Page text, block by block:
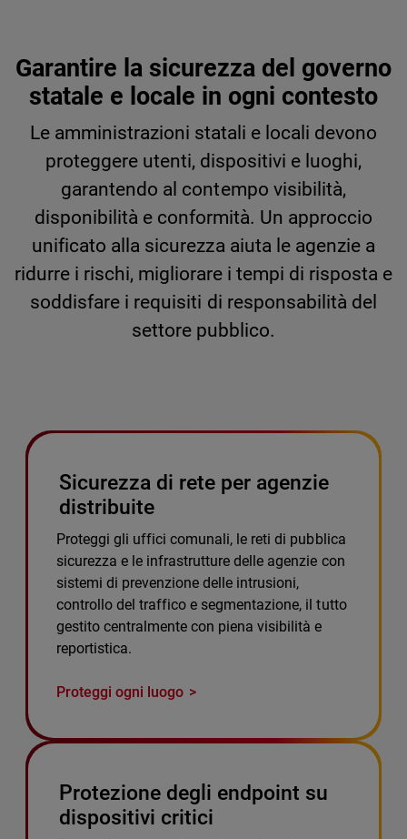
Garantire la sicurezza del governo
statale e locale in ogni contesto
Le amministrazioni statali e locali devono
proteggere utenti, dispositivi e luoghi,
garantendo al contempo visibilità,
disponibilità e conformità. Un approccio
unificato alla sicurezza aiuta le agenzie a
ridurre i rischi, migliorare i tempi di risposta e
soddisfare i requisiti di responsabilità del
settore pubblico.
Sicurezza di rete per agenzie
distribuite
Proteggi gli uffici comunali, le reti di pubblica
sicurezza e le infrastrutture delle agenzie con
sistemi di prevenzione delle intrusioni,
controllo del traffico e segmentazione, il tutto
gestito centralmente con piena visibilità e
reportistica.
Proteggi ogni luogo
Protezione degli endpoint su
dispositivi critici